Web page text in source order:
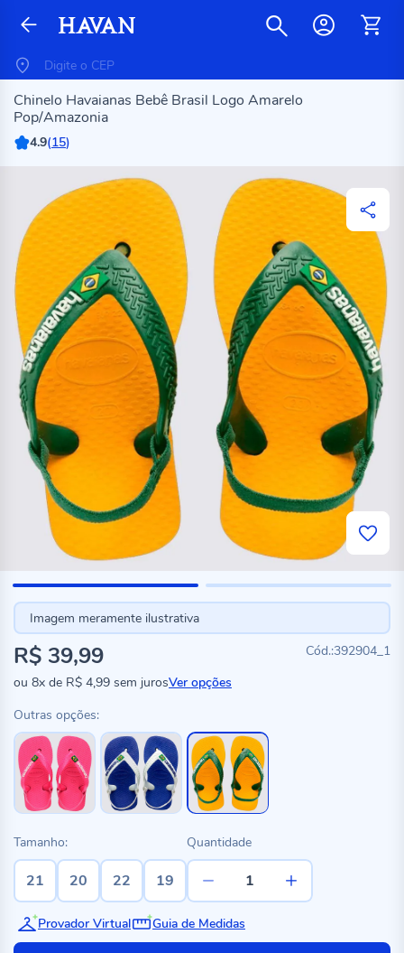
Chinelo Havaianas Bebê Brasil Logo Amarelo
Pop/Amazonia
4.9(15)
Imagem meramente ilustrativa
392904_1
R$ 39,99
ou 8x de R$ 4,99 sem jurosVer opções
Outras opções:
Tamanho:
21 20 22 19
Quantidade
Provador Virtual Guia de Medidas